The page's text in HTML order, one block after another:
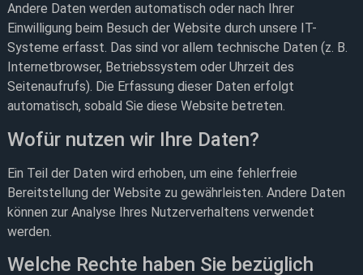
Andere Daten werden automatisch oder nach Ihrer
Einwilligung beim Besuch der Website durch unsere IT-
Systeme erfasst. Das sind vor allem technische Daten (z. B.
Internetbrowser, Betriebssystem oder Uhrzeit des
Seitenaufrufs). Die Erfassung dieser Daten erfolgt
automatisch, sobald Sie diese Website betreten.
Wofür nutzen wir Ihre Daten?
Ein Teil der Daten wird erhoben, um eine fehlerfreie
Bereitstellung der Website zu gewährleisten. Andere Daten
können zur Analyse Ihres Nutzerverhaltens verwendet
werden.
Welche Rechte haben Sie bezüglich